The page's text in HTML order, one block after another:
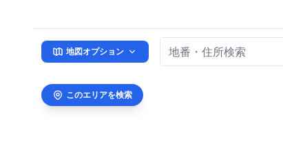
地図オプション
このエリアを検索